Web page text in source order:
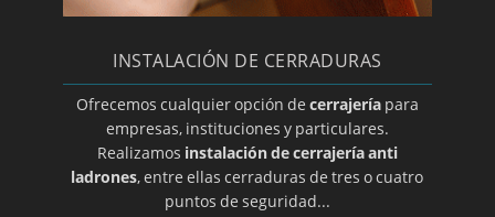
INSTALACIÓN DE CERRADURAS
Ofrecemos cualquier opción de cerrajeríapara
empresas, instituciones y particulares.
Realizamos instalación de cerrajería anti
ladrones, entre ellas cerraduras de tres o cuatro
puntos de seguridad...